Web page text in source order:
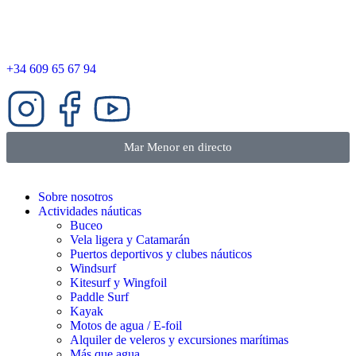
+34 609 65 67 94
Mar Menor en directo
Sobre nosotros
Actividades náuticas
Buceo
Vela ligera y Catamarán
Puertos deportivos y clubes náuticos
Windsurf
Kitesurf y Wingfoil
Paddle Surf
Kayak
Motos de agua / E-foil
Alquiler de veleros y excursiones marítimas